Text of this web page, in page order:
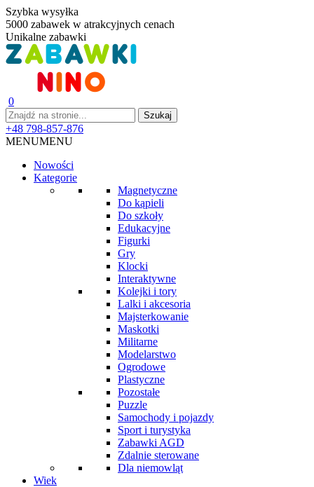
Szybka wysyłka
5000 zabawek w atrakcyjnych cenach
Unikalne zabawki
0
+48 798-857-876
MENUMENU
Nowości
Kategorie
Magnetyczne
Do kąpieli
Do szkoły
Edukacyjne
Figurki
Gry
Klocki
Interaktywne
Kolejki i tory
Lalki i akcesoria
Majsterkowanie
Maskotki
Militarne
Modelarstwo
Ogrodowe
Plastyczne
Pozostałe
Puzzle
Samochody i pojazdy
Sport i turystyka
Zabawki AGD
Zdalnie sterowane
Dla niemowląt
Wiek